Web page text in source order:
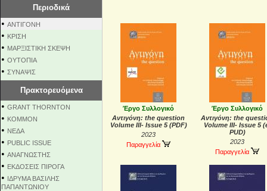
Περιοδικά
• ΑΝΤΙΓΟΝΗ
• ΚΡΙΣΗ
• ΜΑΡΞΙΣΤΙΚΗ ΣΚΕΨΗ
• ΟΥΤΟΠΙΑ
• ΣΥΝΑΨΙΣ
Πρακτορευόμενα
• GRANT THORNTON
• KOMMON
• NEΔΑ
• PUBLIC ISSUE
• ΑΝΑΓΝΩΣΤΗΣ
• ΕΚΔΟΣΕΙΣ ΠΙΡΟΓΑ
• ΙΔΡΥΜΑ ΒΑΣΙΛΗΣ
ΠΑΠΑΝΤΩΝΙΟΥ
Έργο Συλλογικό
Αντιγόνη: the question
Volume III- Issue 5 (PDF)
2023
Παραγγελία
Έργο Συλλογικό
Αντιγόνη: the
Volume III- Issue 5
PUD)
2023
Παραγγελία